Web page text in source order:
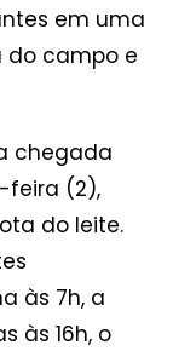
em uma
campo e
chegada
feira (2),
do leite.
às 7h, a
às 16h, o